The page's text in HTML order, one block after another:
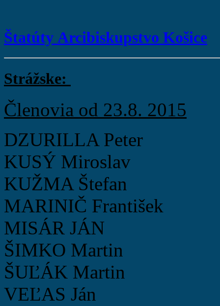
Štatúty Arcibiskupstvo Košice
Strážske:
Členovia od 23.8. 2015
DZURILLA Peter
KUSÝ Miroslav
KUŽMA Štefan
MARINIČ František
MISÁR JÁN
ŠIMKO Martin
ŠUĽÁK Martin
VEĽAS Ján